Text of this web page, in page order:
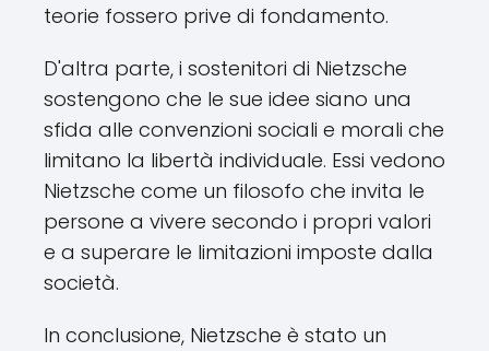
teorie fossero prive di fondamento.
D'altra parte, i sostenitori di Nietzsche
sostengono che le sue idee siano una
sfida alle convenzioni sociali e morali che
limitano la libertà individuale. Essi vedono
Nietzsche come un filosofo che invita le
persone a vivere secondo i propri valori
e a superare le limitazioni imposte dalla
società.
In conclusione, Nietzsche è stato un